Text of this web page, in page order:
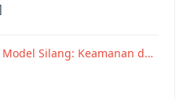
Model Silang: Keamanan d…